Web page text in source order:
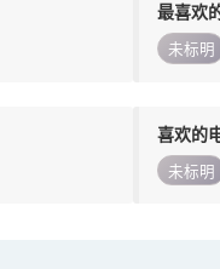
最喜欢
未标明
喜欢的
未标明